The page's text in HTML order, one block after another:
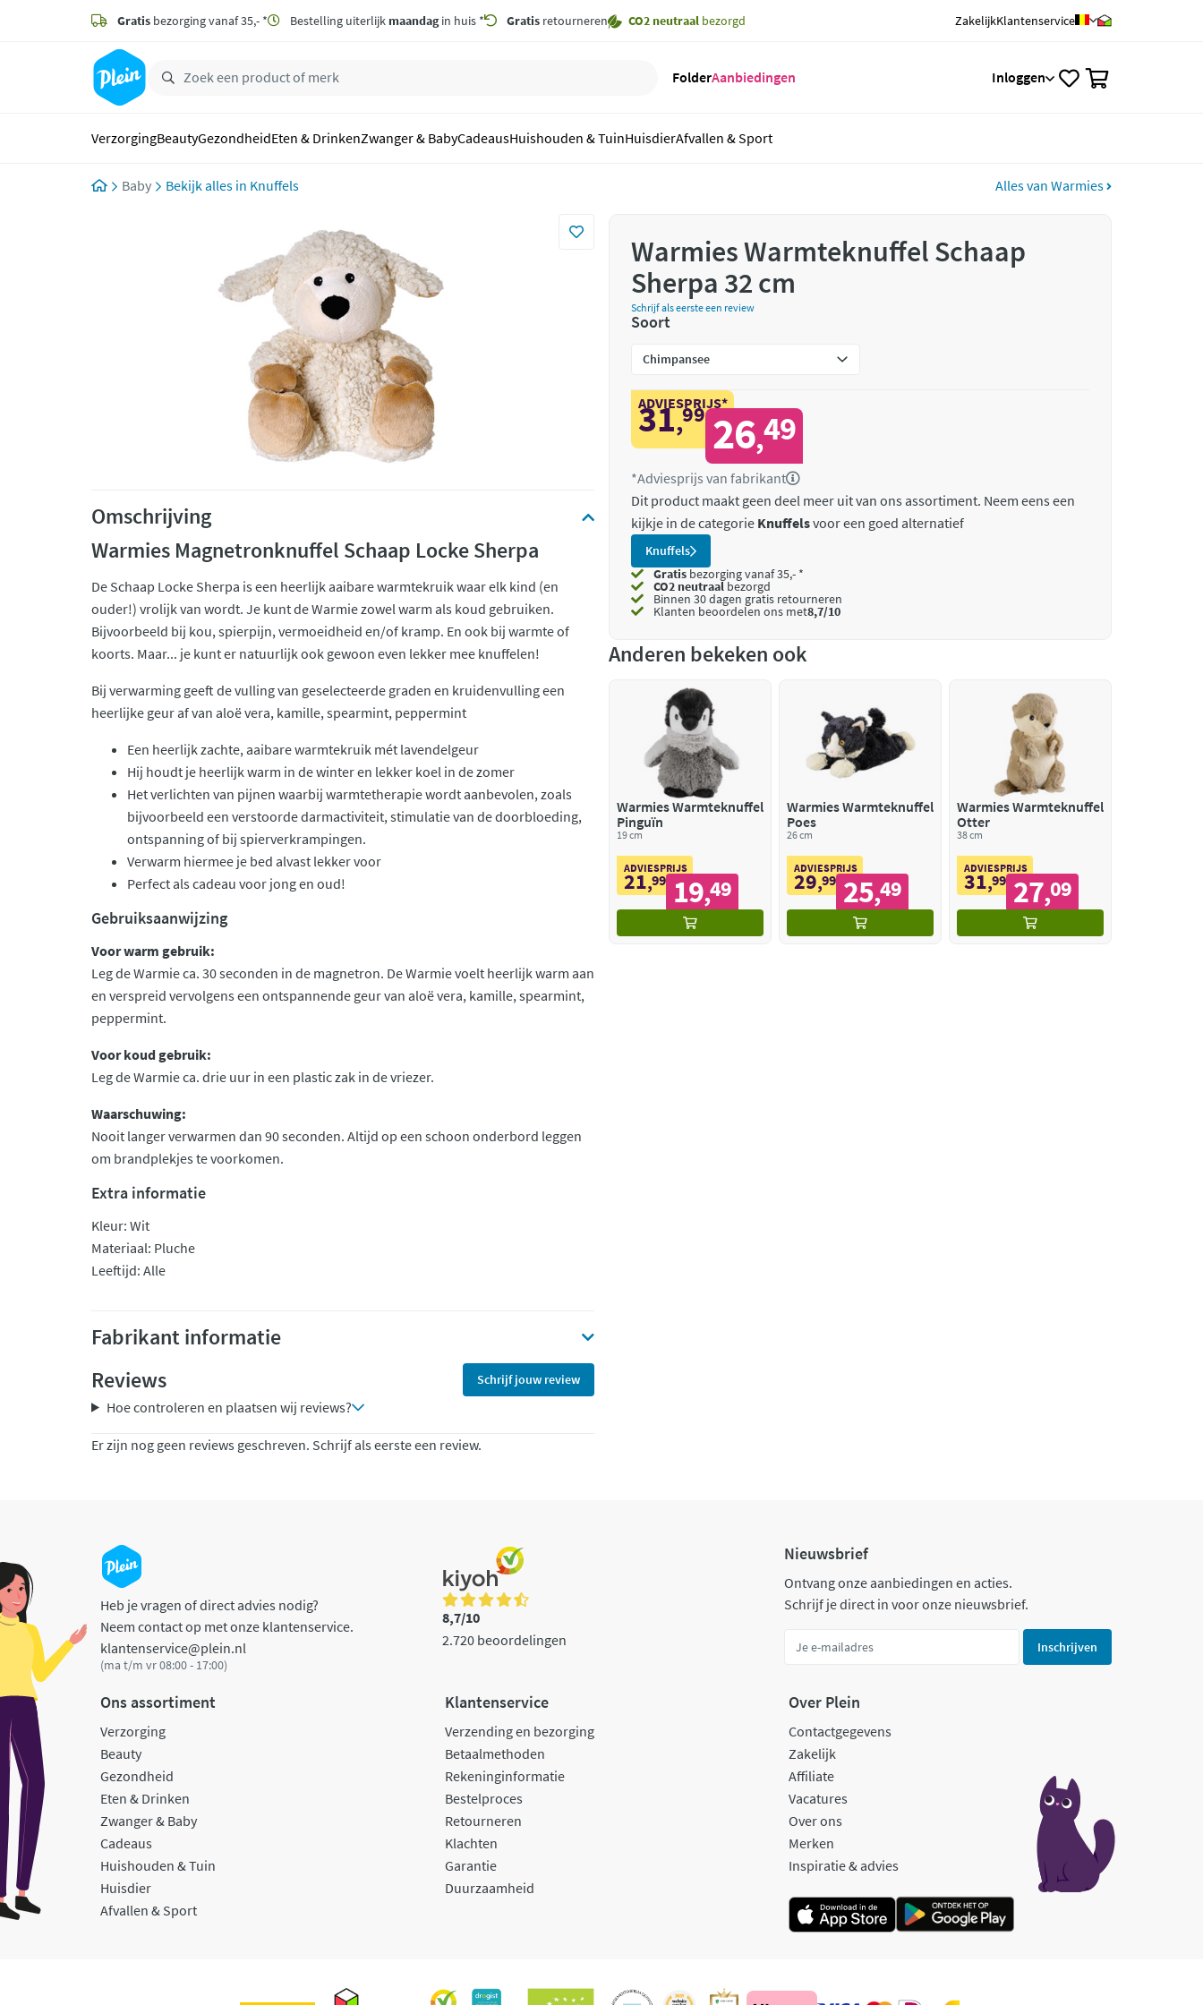
zoeken
hoofdinhoud
Gratis bezorging vanaf 35,- * Bestelling uiterlijk maandagin huis * Gratis retourneren CO2 neutraal bezorgd ZakelijkKlantenservice
FolderAanbiedingen Inloggen
VerzorgingBeautyGezondheidEten & DrinkenZwanger & BabyCadeausHuishouden & TuinHuisdierAfvallen & Sport
Baby Knuffels Alles van Warmies
Omschrijving
Warmies Magnetronknuffel Schaap Locke Sherpa
De Schaap Locke Sherpa is een heerlijk aaibare warmtekruik waar elk kind (en
ouder!) vrolijk van wordt. Je kunt de Warmie zowel warm als koud gebruiken.
Bijvoorbeeld bij kou, spierpijn, vermoeidheid en/of kramp. En ook bij warmte of
koorts. Maar... je kunt er natuurlijk ook gewoon even lekker mee knuffelen!
Bij verwarming geeft de vulling van geselecteerde graden en kruidenvulling een
heerlijke geur af van aloë vera, kamille, spearmint, peppermint
Een heerlijk zachte, aaibare warmtekruik mét lavendelgeur
Hij houdt je heerlijk warm in de winter en lekker koel in de zomer
Het verlichten van pijnen waarbij warmtetherapie wordt aanbevolen, zoals
bijvoorbeeld een verstoorde darmactiviteit, stimulatie van de doorbloeding,
ontspanning of bij spierverkrampingen.
Verwarm hiermee je bed alvast lekker voor
Perfect als cadeau voor jong en oud!
Gebruiksaanwijzing
Voor warm gebruik:
Leg de Warmie ca. 30 seconden in de magnetron. De Warmie voelt heerlijk warm aan
en verspreid vervolgens een ontspannende geur van aloë vera, kamille, spearmint,
peppermint.
Voor koud gebruik:
Leg de Warmie ca. drie uur in een plastic zak in de vriezer.
Waarschuwing:
Nooit langer verwarmen dan 90 seconden. Altijd op een schoon onderbord leggen
om brandplekjes te voorkomen.
Extra informatie
Kleur: Wit
Materiaal: Pluche
Leeftijd: Alle
Fabrikant informatie
Reviews
Schrijf jouw review
Hoe controleren en plaatsen wij reviews?
Er zijn nog geen reviews geschreven. Schrijf als eerste een review.
Warmies Warmteknuffel Schaap
Sherpa 32 cm
Schrijf als eerste een review
Soort
ADVIESPRIJS*
31,99 26,49
*Adviesprijs van fabrikant
Dit product maakt geen deel meer uit van ons assortiment. Neem eens een
kijkje in de categorie Knuffelsvoor een goed alternatief
Knuffels
Gratis bezorging vanaf 35,- *
CO2 neutraalbezorgd
Binnen 30 dagen gratis retourneren
Klanten beoordelen ons met8,7/10
Anderen bekeken ook
Warmies Warmteknuffel
Pinguïn
19 cm
ADVIESPRIJS
21,99 19,49
Warmies Warmteknuffel
Poes
26 cm
ADVIESPRIJS
29,99 25,49
Warmies Warmteknuffel
Otter
38 cm
ADVIESPRIJS
31,99 27,09
Heb je vragen of direct advies nodig?
Neem contact op met onze klantenservice.
klantenservice@plein.nl
(ma t/m vr 08:00 - 17:00)
8,7/10
2.720 beoordelingen
Nieuwsbrief
Ontvang onze aanbiedingen en acties.
Schrijf je direct in voor onze nieuwsbrief.
Inschrijven
Ons assortiment
Verzorging
Beauty
Gezondheid
Eten & Drinken
Zwanger & Baby
Cadeaus
Huishouden & Tuin
Huisdier
Afvallen & Sport
Klantenservice
Verzending en bezorging
Betaalmethoden
Rekeninginformatie
Bestelproces
Retourneren
Klachten
Garantie
Duurzaamheid
Over Plein
Contactgegevens
Zakelijk
Affiliate
Vacatures
Over ons
Merken
Inspiratie & advies